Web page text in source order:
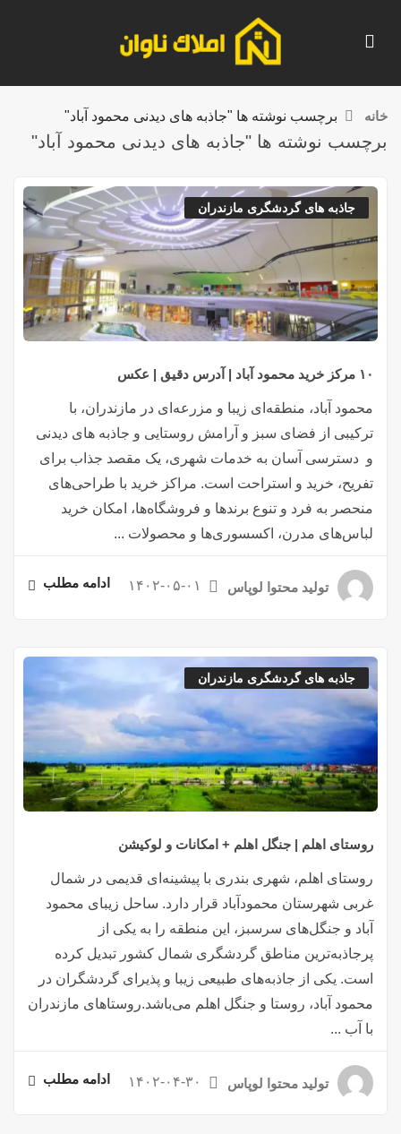
خانه برچسب نوشته ها "جاذبه های دیدنی محمود آباد"
برچسب نوشته ها "جاذبه های دیدنی محمود آباد"
جاذبه های گردشگری مازندران
۱۰ مرکز خرید محمود آباد | آدرس دقیق | عکس
محمود آباد، منطقه‌ای زیبا و مزرعه‌ای در مازندران، با
ترکیبی از فضای سبز و آرامش روستایی و جاذبه های دیدنی
و دسترسی آسان به خدمات شهری، یک مقصد جذاب برای
تفریح، خرید و استراحت است. مراکز خرید با طراحی‌های
منحصر به فرد و تنوع برندها و فروشگاه‌ها، امکان خرید
لباس‌های مدرن، اکسسوری‌ها و محصولات ...
تولید محتوا لوپاس ۱۴۰۲-۰۵-۰۱ ادامه مطلب
جاذبه های گردشگری مازندران
روستای اهلم | جنگل اهلم + امکانات و لوکیشن
روستای اهلم، شهری بندری با پیشینه‌ای قدیمی در شمال
غربی شهرستان محمودآباد قرار دارد. ساحل زیبای محمود
آباد و جنگل‌های سرسبز، این منطقه را به یکی از
پرجاذبه‌ترین مناطق گردشگری شمال کشور تبدیل کرده
است. یکی از جاذبه‌های طبیعی زیبا و پذیرای گردشگران در
محمود آباد، روستا و جنگل اهلم می‌باشد.روستاهای مازندران
با آب ...
تولید محتوا لوپاس ۱۴۰۲-۰۴-۳۰ ادامه مطلب